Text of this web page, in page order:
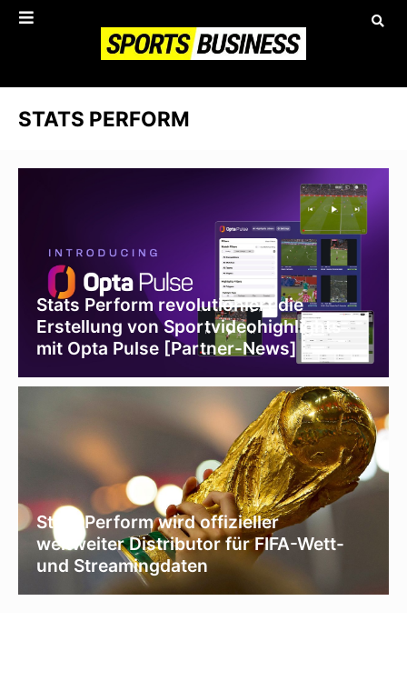
STATS PERFORM
Stats Perform revolutioniert die
Erstellung von Sportvideohighlights
mit Opta Pulse [Partner-News]
Stats Perform wird offizieller
weltweiter Distributor für FIFA-Wett-
und Streamingdaten